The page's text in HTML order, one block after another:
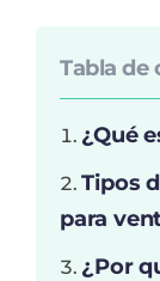
Tabla de
¿Qué
Tipos
para
¿Por